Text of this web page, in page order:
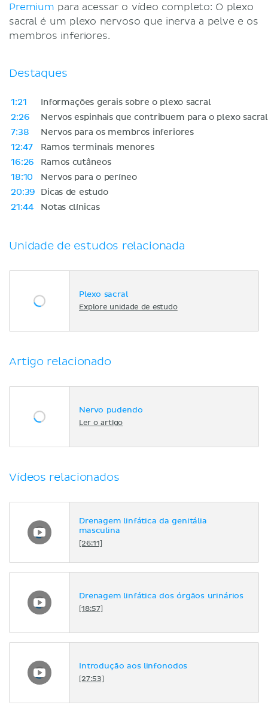
Premium para acessar o vídeo completo: O plexo
sacral é um plexo nervoso que inerva a pelve e os
membros inferiores.
Destaques
1:21
Informações gerais sobre o plexo sacral
2:26
Nervos espinhais que contribuem para o plexo sacral
7:38
Nervos para os membros inferiores
12:47
Ramos terminais menores
16:26
Ramos cutâneos
18:10
Nervos para o períneo
20:39
Dicas de estudo
21:44
Notas clínicas
Unidade de estudos relacionada
Plexo sacral
Explore unidade de estudo
Artigo relacionado
Nervo pudendo
Ler o artigo
Vídeos relacionados
Drenagem linfática da genitália
masculina
[26:11]
Drenagem linfática dos órgãos urinários
[18:57]
Introdução aos linfonodos
[27:53]